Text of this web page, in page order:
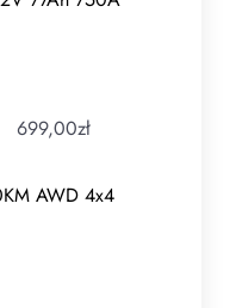
699,00zł
AWD 4x4